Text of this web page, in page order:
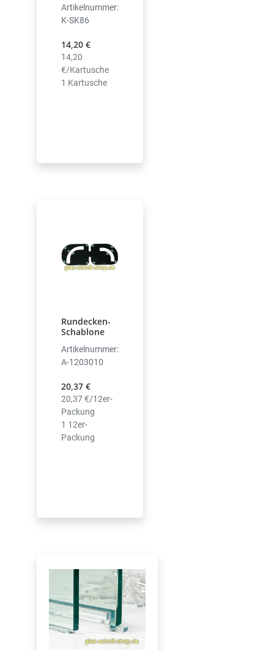
Artikelnummer:
K-SK86
14,20 €
14,20
€/Kartusche
1 Kartusche
Rundecken-
Schablone
Artikelnummer:
A-1203010
20,37 €
20,37 €/12er-
Packung
1 12er-
Packung